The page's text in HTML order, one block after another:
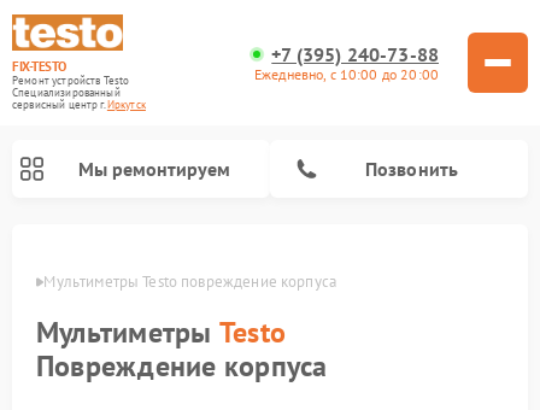
FIX-TESTO
Ремонт устройств Testo
Специализированный
cервисный центр г.Иркутск
+7 (395) 240-73-88
Ежедневно, с 10:00 до 20:00
Мы ремонтируем Позвонить
Мультиметры Testo повреждение корпуса
Мультиметры Testo
Повреждение корпуса